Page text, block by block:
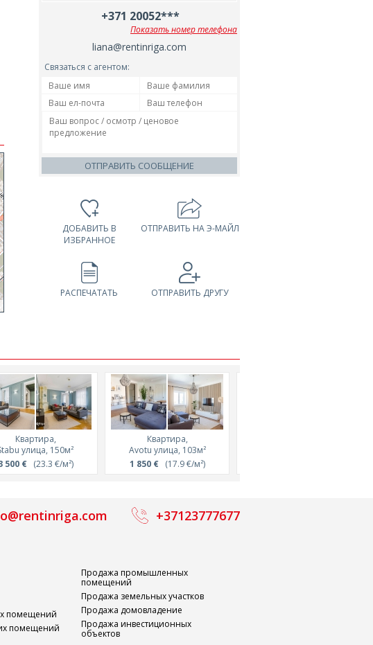
+371 20052***
Показать номер телефона
liana@rentinriga.com
Связаться с агентом:
ОТПРАВИТЬ СООБЩЕНИЕ
ДОБАВИТЬ В
ИЗБРАННОЕ
ОТПРАВИТЬ НА Э-МАЙЛ
РАСПЕЧАТАТЬ ОТПРАВИТЬ ДРУГУ
Квартира,
улица, 150м²
500 €(23.3 €/м²)
Квартира,
Avotu улица, 103м²
1 850 €(17.9 €/м²)
+37123777677
помещений
помещений
Продажа промышленных
помещений
Продажа земельных участков
Продажа домовладение
Продажа инвестиционных
объектов